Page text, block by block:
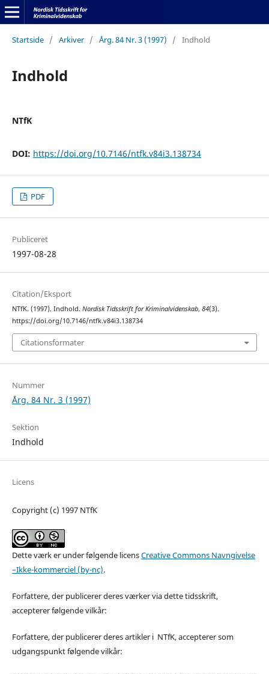
Startside / Arkiver / Årg. 84 Nr. 3 (1997) / Indhold
Indhold
NTfK
DOI: https://doi.org/10.7146/ntfk.v84i3.138734
PDF
Publiceret
1997-08-28
Citation/Eksport
NTfK. (1997). Indhold. Nordisk Tidsskrift for Kriminalvidenskab, 84(3).
https://doi.org/10.7146/ntfk.v84i3.138734
Citationsformater
Nummer
Årg. 84 Nr. 3 (1997)
Sektion
Indhold
Licens
Copyright (c) 1997 NTfK
Dette værk er under følgende licensCreative Commons Navngivelse
–Ikke-kommerciel (by-nc).
Forfattere, der publicerer deres værker via dette tidsskrift,
accepterer følgende vilkår:
Forfattere, der publicerer deres artikler i NTfK, accepterer som
udgangspunkt følgende vilkår: